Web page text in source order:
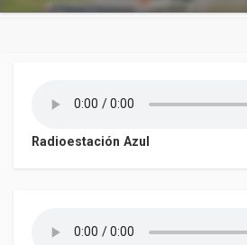
Radioestación Azul